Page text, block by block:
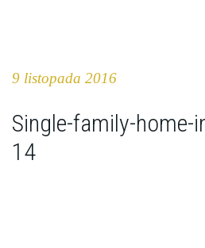
9 listopada 2016
Single-family-home-
14